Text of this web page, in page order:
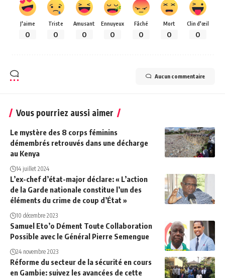
J'aime
0
Triste
0
Amusant
0
Ennuyeux
0
Fâché
0
Mort
0
Clin d'œil
0
Aucun commentaire
Vous pourriez aussi aimer
Le mystère des 8 corps féminins
démembrés retrouvés dans une décharge
au Kenya
14 juillet 2024
L’ex-chef d’état-major déclare: « L’action
de la Garde nationale constitue l’un des
éléments du crime de coup d’État »
10 décembre 2023
Samuel Eto’o Dément Toute Collaboration
Possible avec le Général Pierre Semengue
24 novembre 2023
Réforme du secteur de la sécurité en cours
en Gambie: suivez les avancées de cette